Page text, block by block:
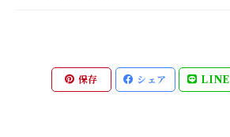
保存 シェア LINE